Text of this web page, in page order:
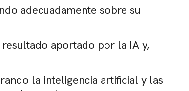
adecuadamente sobre su
aportado por la IA y,
la inteligencia artificial y las